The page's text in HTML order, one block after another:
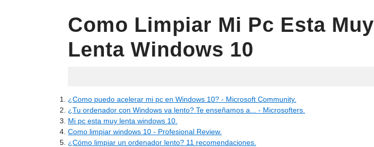
Como Limpiar Mi Pc Esta Muy
Lenta Windows 10
¿Como puedo acelerar mi pc en Windows 10? - Microsoft Community.
¿Tu ordenador con Windows va lento? Te enseñamos a... - Microsofters.
Mi pc esta muy lenta windows 10.
Como limpiar windows 10 - Profesional Review.
¿Cómo limpiar un ordenador lento? 11 recomendaciones.